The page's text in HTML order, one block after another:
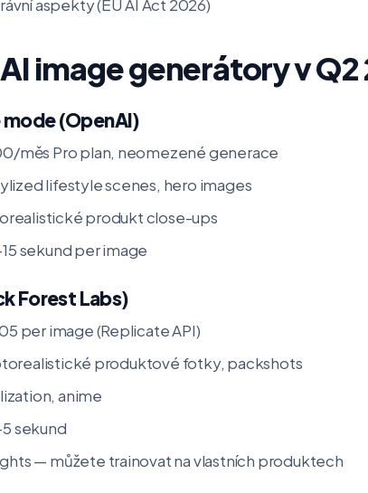
aspekty (EU AI Act 2026)
image generátory v Q2
mode (OpenAI)
měs Pro plan, neomezené generace
lifestyle scenes, hero images
produkt close-ups
sekund per image
Forest Labs)
per image (Replicate API)
produktové fotky, packshots
anime
sekund
— můžete trainovat na vlastních produktech